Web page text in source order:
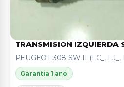
TRANSMISION IZQUIERDA
PEUGEOT 308 SW II (LC_, LJ_,
Garantia 1 ano